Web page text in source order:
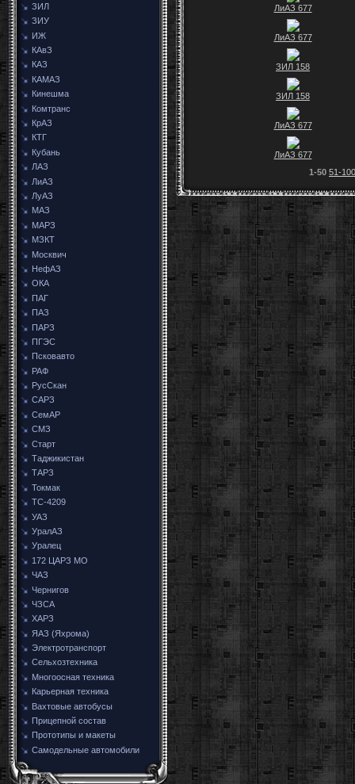
ЗИЛ
ЗИУ
ИЖ
КАвЗ
КАЗ
КАМАЗ
Кинешма
Комтранс
КрАЗ
КТГ
Кубань
ЛАЗ
ЛиАЗ
ЛуАЗ
МАЗ
МАРЗ
МЗКТ
Москвич
НефАЗ
ОКА
ПАГ
ПАЗ
ПАРЗ
ПГЭС
Псковавто
РАФ
РусСкан
САРЗ
СемАР
СМЗ
Старт
Таджикистан
ТАРЗ
Токмак
ТС-4209
УАЗ
УралАЗ
Уралец
172 ЦАРЗ МО
ЧАЗ
Чернигов
ЧЗСА
ХАРЗ
ЯАЗ (Яхрома)
Электротранспорт
Сельхозтехника
Многоосная техника
Карьерная техника
Вахтовые автобусы
Прицепной состав
Прототипы и макеты
Самодельные автомобили
ЛиАЗ 677
ЛиАЗ 677
ЗИЛ 158
ЗИЛ 158
ЛиАЗ 677
ЛиАЗ 677
1-50 51-100